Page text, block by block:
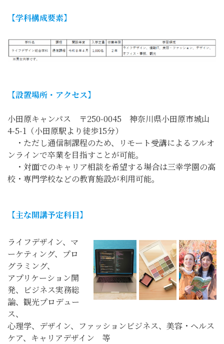
【学科構成要素】
【設置場所・アクセス】
小田原キャンパス 〒250-0045 神奈川県小田原市城山
4-5-1（小田原駅より徒歩15分）
・ただし通信制課程のため、リモート受講によるフルオ
ンラインで卒業を目指すことが可能。
・対面でのキャリア相談を希望する場合は三幸学園の高
校・専門学校などの教育施設が利用可能。
【主な開講予定科目】
ライフデザイン、マ
ーケティング、プロ
グラミング、
アプリケーション開
発、ビジネス実務総
論、観光プロデュー
ス、
心理学、デザイン、ファッションビジネス、美容・ヘルス
ケア、キャリアデザイン 等